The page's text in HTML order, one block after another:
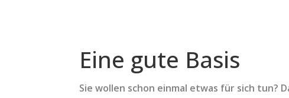
Eine gute Basis
Sie wollen schon einmal etwas für sich tun?